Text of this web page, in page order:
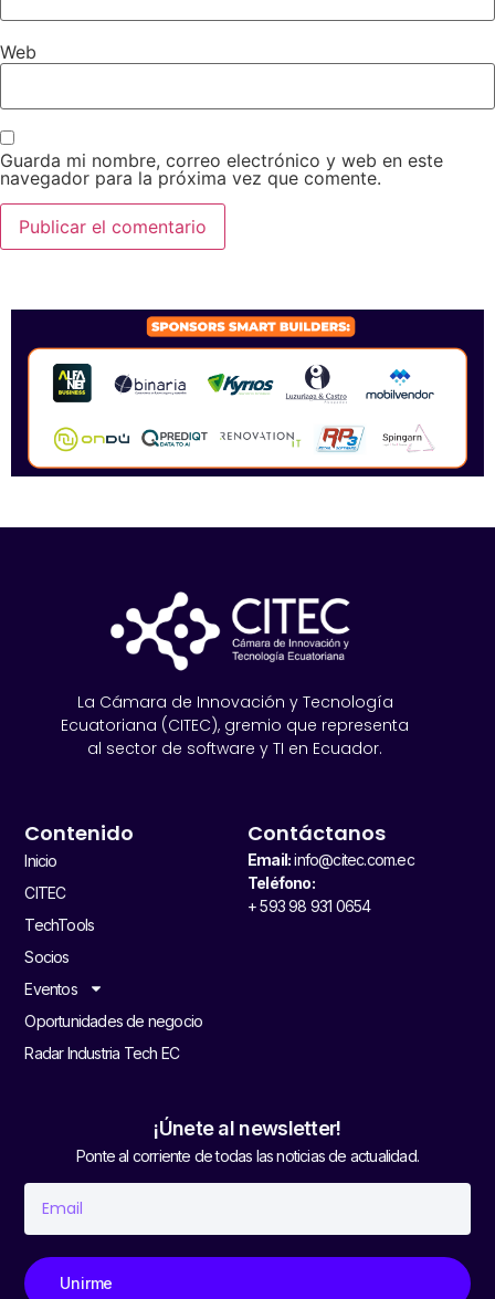
Web
Guarda mi nombre, correo electrónico y web en este
navegador para la próxima vez que comente.
La Cámara de Innovación y Tecnología
Ecuatoriana (CITEC), gremio que representa
al sector de software y TI en Ecuador.
Contenido
Inicio
CITEC
TechTools
Socios
Eventos
Oportunidades de negocio
Radar Industria Tech EC
Contáctanos
Email:info@citec.com.ec
Teléfono:
+ 593 98 931 0654
¡Únete al newsletter!
Ponte al corriente de todas las noticias de actualidad.
Unirme